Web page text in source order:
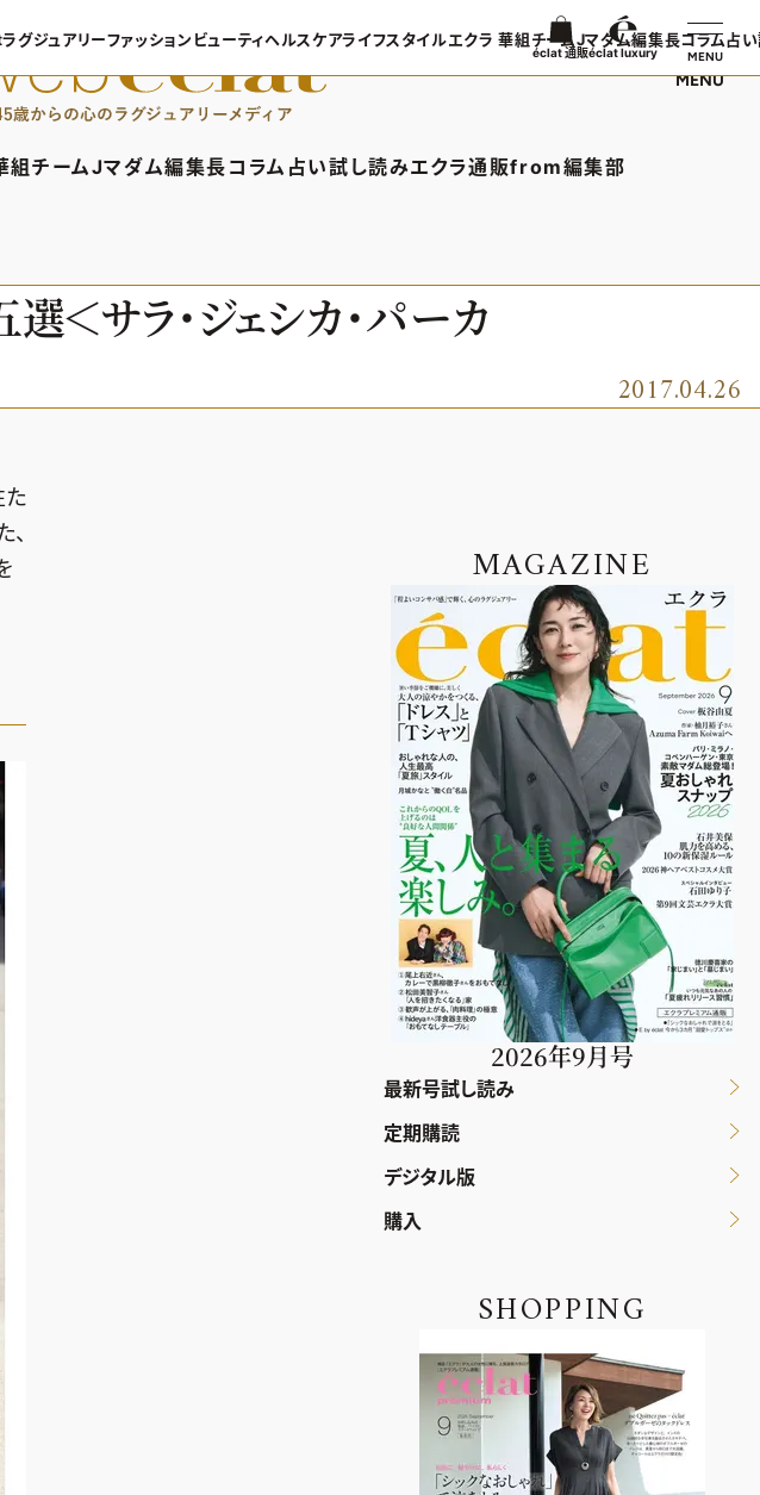
MENU
組
華組メンバー一覧
ラ 華組ランキング
チームJマダム
チームJマダムメンバー一覧
チームJマダムランキング
編集長コラム
あら、素敵☆ 手帖
占い
イヴルルド遙華の12星座占い
試し読みエクラ通販
エクラプレミアムNEWS
通販ランキング
エクラプレミアム通販
from編集部
インフォメーション
グジュアリー
éclatラグジュアリーTOP
ラグジュアリーTOPICS
ファッション
ファッションTOP
ファッションTOPICS
ビューティ
ビューティTOP
ヘアスタイル・ヘアケア
ヘルスケア
ヘルスケアTOP
ヘルスケアTOPICS
50代健康のお悩み
ライフスタイル
車・家電
カルチャー
エクラ 華組
エクラ 華組メンバー一覧
チームJマダム
チームJマダムメンバー一
編集長コラム占い
éclat 通販éclat luxury MENU
サラ・ジェシカ・パーカ
2017.04.26
た
MAGAZINE
2026年9月号
最新号試し読み
定期購読
デジタル版
購入
SHOPPING